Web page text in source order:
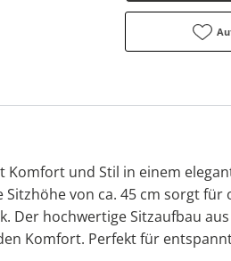
und Stil in einem
Sitzhöhe von ca. 45 cm sorgt
Der hochwertige Sitzaufbau
Komfort. Perfekt für